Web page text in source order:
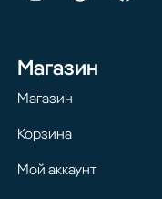
Магазин
Магазин
Корзина
Мой аккаунт